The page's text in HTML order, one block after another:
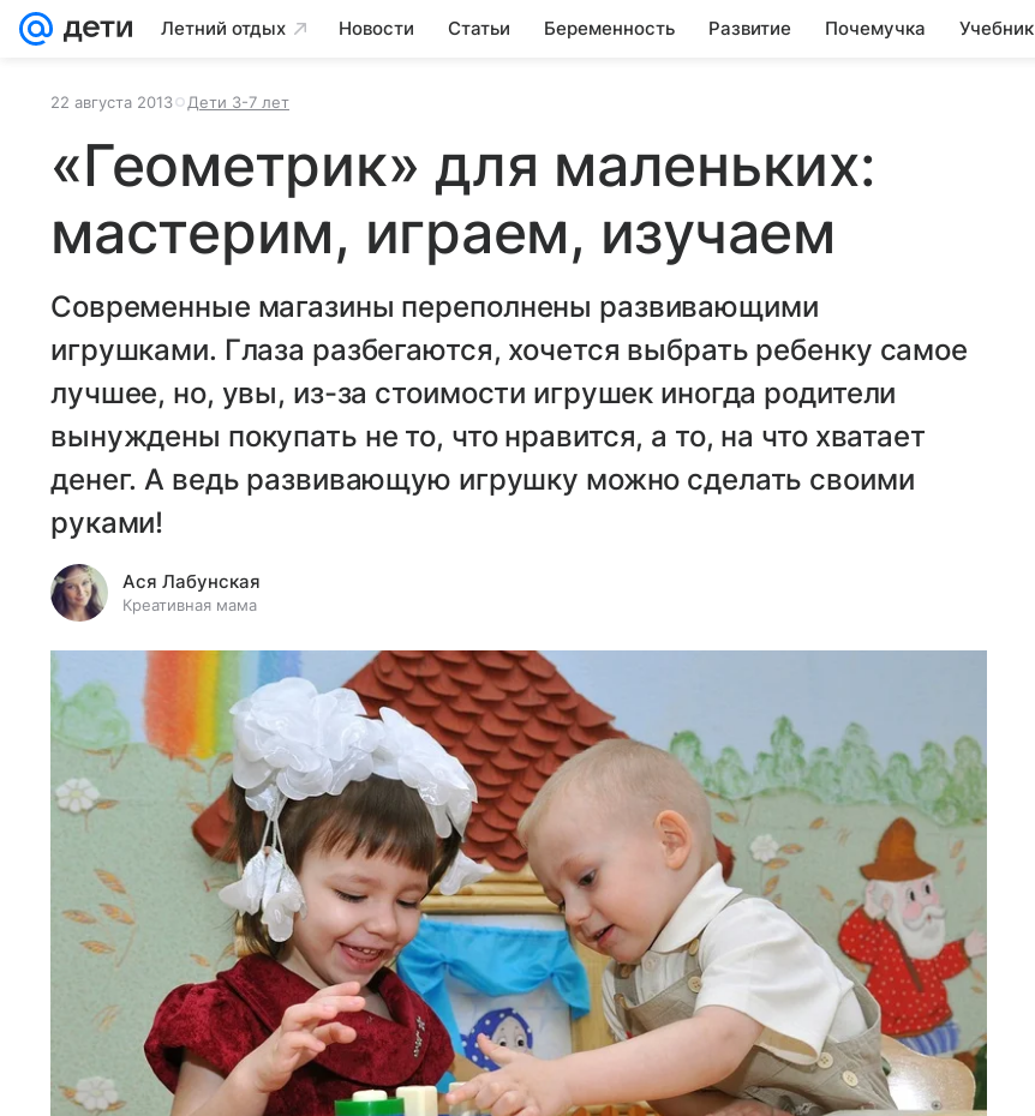
Летний отдых Новости Статьи Беременность Развитие Почемучка Учебник
22 августа 2013 Дети 3-7 лет
«Геометрик» для маленьких:
мастерим, играем, изучаем
Современные магазины переполнены развивающими
игрушками. Глаза разбегаются, хочется выбрать ребенку самое
лучшее, но, увы, из-за стоимости игрушек иногда родители
вынуждены покупать не то, что нравится, а то, на что хватает
денег. А ведь развивающую игрушку можно сделать своими
руками!
Ася Лабунская
Креативная мама